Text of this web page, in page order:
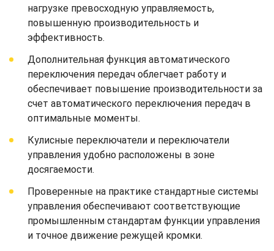
нагрузке превосходную управляемость,
повышенную производительность и
эффективность.
Дополнительная функция автоматического
переключения передач облегчает работу и
обеспечивает повышение производительности за
счет автоматического переключения передач в
оптимальные моменты.
Кулисные переключатели и переключатели
управления удобно расположены в зоне
досягаемости.
Проверенные на практике стандартные системы
управления обеспечивают соответствующие
промышленным стандартам функции управления
и точное движение режущей кромки.